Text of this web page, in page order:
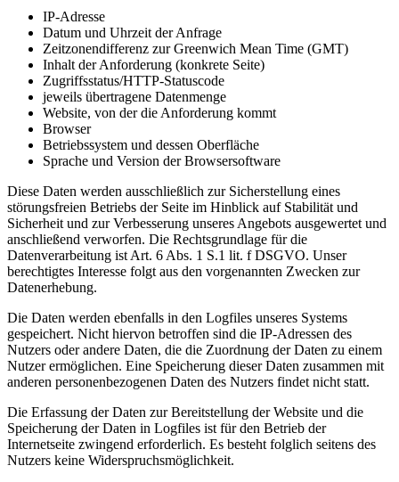
IP-Adresse
Datum und Uhrzeit der Anfrage
Zeitzonendifferenz zur Greenwich Mean Time (GMT)
Inhalt der Anforderung (konkrete Seite)
Zugriffsstatus/HTTP-Statuscode
jeweils übertragene Datenmenge
Website, von der die Anforderung kommt
Browser
Betriebssystem und dessen Oberfläche
Sprache und Version der Browsersoftware
Diese Daten werden ausschließlich zur Sicherstellung eines
störungsfreien Betriebs der Seite im Hinblick auf Stabilität und
Sicherheit und zur Verbesserung unseres Angebots ausgewertet und
anschließend verworfen. Die Rechtsgrundlage für die
Datenverarbeitung ist Art. 6 Abs. 1 S.1 lit. f DSGVO. Unser
berechtigtes Interesse folgt aus den vorgenannten Zwecken zur
Datenerhebung.
Die Daten werden ebenfalls in den Logfiles unseres Systems
gespeichert. Nicht hiervon betroffen sind die IP-Adressen des
Nutzers oder andere Daten, die die Zuordnung der Daten zu einem
Nutzer ermöglichen. Eine Speicherung dieser Daten zusammen mit
anderen personenbezogenen Daten des Nutzers findet nicht statt.
Die Erfassung der Daten zur Bereitstellung der Website und die
Speicherung der Daten in Logfiles ist für den Betrieb der
Internetseite zwingend erforderlich. Es besteht folglich seitens des
Nutzers keine Widerspruchsmöglichkeit.